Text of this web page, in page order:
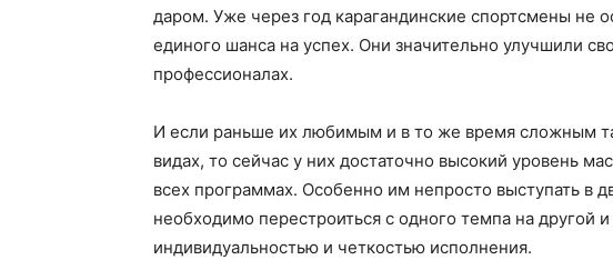
даром. Уже через год карагандинские спортсмены не
единого шанса на успех. Они значительно улучшили
профессионалах.
И если раньше их любимым и в то же время сложным
видах, то сейчас у них достаточно высокий уровень
всех программах. Особенно им непросто выступать в
необходимо перестроиться с одного темпа на другой
индивидуальностью и четкостью исполнения.